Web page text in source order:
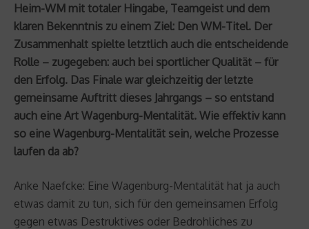
Heim-WM mit totaler Hingabe, Teamgeist und dem
klaren Bekenntnis zu einem Ziel: Den WM-Titel. Der
Zusammenhalt spielte letztlich auch die entscheidende
Rolle – zugegeben: auch bei sportlicher Qualität – für
den Erfolg. Das Finale war gleichzeitig der letzte
gemeinsame Auftritt dieses Jahrgangs – so entstand
auch eine Art Wagenburg-Mentalität. Wie effektiv kann
so eine Wagenburg-Mentalität sein, welche Prozesse
laufen da ab?
Anke Naefcke: Eine Wagenburg-Mentalität hat ja auch
etwas damit zu tun, sich für den gemeinsamen Erfolg
gegen etwas Destruktives oder Bedrohliches zu